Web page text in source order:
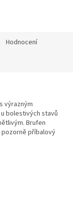
Hodnocení
výrazným
bolestivých stavů
Brufen
příbalový